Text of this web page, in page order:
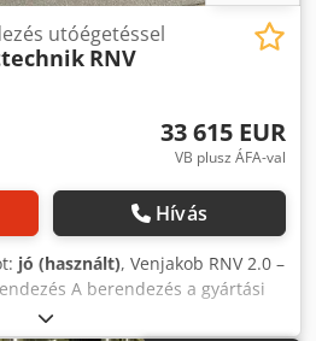
utóégetéssel
RNV
33 615 EUR
VB plusz ÁFA-val
Hívás
jó (használt), Venjakob RNV 2.0 –
A berendezés a gyártási
halmazállapotú károsanyagokat